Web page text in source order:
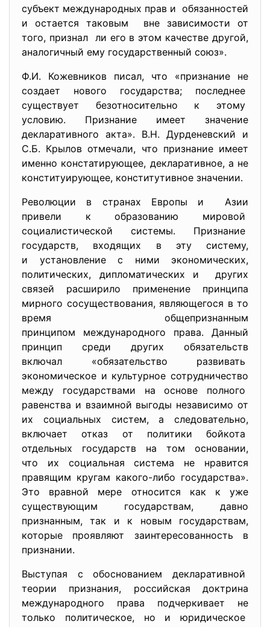
субъект международных прав и обязанностей
и остается таковым вне зависимости от
того, признал ли его в этом качестве другой,
аналогичный ему государственный союз».
Ф.И. Кожевников писал, что «признание не
создает нового государства; последнее
существует безотносительно к этому
условию. Признание имеет значение
декларативного акта». В.Н. Дурденевский и
С.Б. Крылов отмечали, что признание имеет
именно констатирующее, декларативное, а не
конституирующее, конститутивное значении.
Революции в странах Европы и Азии
привели к образованию мировой
социалистической системы. Признание
государств, входящих в эту систему,
и установление с ними экономических,
политических, дипломатических и других
связей расширило применение принципа
мирного сосуществования, являющегося в то
время общепризнанным
принципом международного права. Данный
принцип среди других обязательств
включал «обязательство развивать
экономическое и культурное сотрудничество
между государствами на основе полного
равенства и взаимной выгоды независимо от
их социальных систем, а следовательно,
включает отказ от политики бойкота
отдельных государств на том основании,
что их социальная система не нравится
правящим кругам какого-либо государства».
Это вравной мере относится как к уже
существующим государствам, давно
признанным, так и к новым государствам,
которые проявляют заинтересованность в
признании.
Выступая с обоснованием декларативной
теории признания, российская доктрина
международного права подчеркивает не
только политическое, но и юридическое